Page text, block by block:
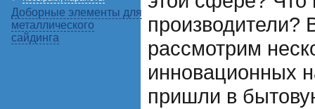
Доборные элементы для
металлического
сайдинга
производители?
рассмотрим
инновационных
пришли в